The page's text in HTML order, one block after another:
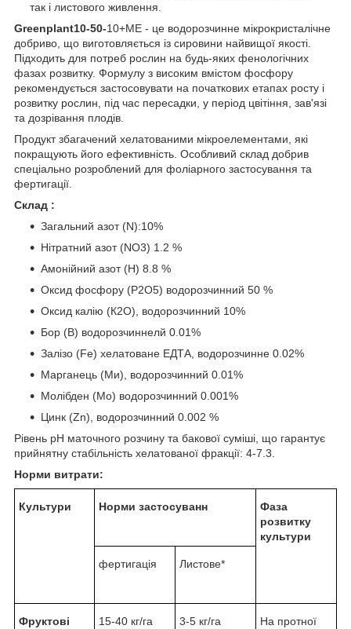
так і листового живлення.
Greenplant10-50-10+ME - це водорозчинне мікрокристалічне
добриво, що виготовляється із сировини найвищої якості.
Підходить для потреб рослин на будь-яких фенологічних
фазах розвитку. Формулу з високим вмістом фосфору
рекомендується застосовувати на початкових етапах росту і
розвитку рослин, під час пересадки, у період цвітіння, зав'язі
та дозрівання плодів.
Продукт збагачений хелатованими мікроелементами, які
покращують його ефективність. Особливий склад добрив
спеціально розроблений для фоліарного застосування та
фертигації.
Склад :
Загальний азот (N):10%
Нітратний азот (NO3) 1.2 %
Амонійний азот (Н) 8.8 %
Оксид фосфору (Р2О5) водорозчинний 50 %
Оксид калію (К2О), водорозчинний 10%
Бор (В) водорозчиннелй 0.01%
Залізо (Fe) хелатоване ЕДТА, водорозчинне 0.02%
Марганець (Ми), водорозчинний 0.01%
Молібден (Мо) водорозчинний 0.001%
Цинк (Zn), водорозчинний 0.002 %
Рівень рН маточного розчину та бакової суміші, що гарантує
прийнятну стабільність хелатованої фракції: 4-7.3.
Норми витрати:
Культури Норми застосуванн Фаза
розвитку
культури
фертигація Листове*
Фруктові
15-40 кг/га 3-5 кг/га
На протної